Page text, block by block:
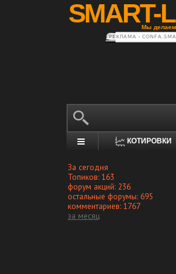
SMART-
Мы делаем
РЕКЛАМА •
КОТИРОВКИ
За сегодня
Топиков: 163
форум акций: 236
остальные форумы: 695
комментариев: 1767
за месяц